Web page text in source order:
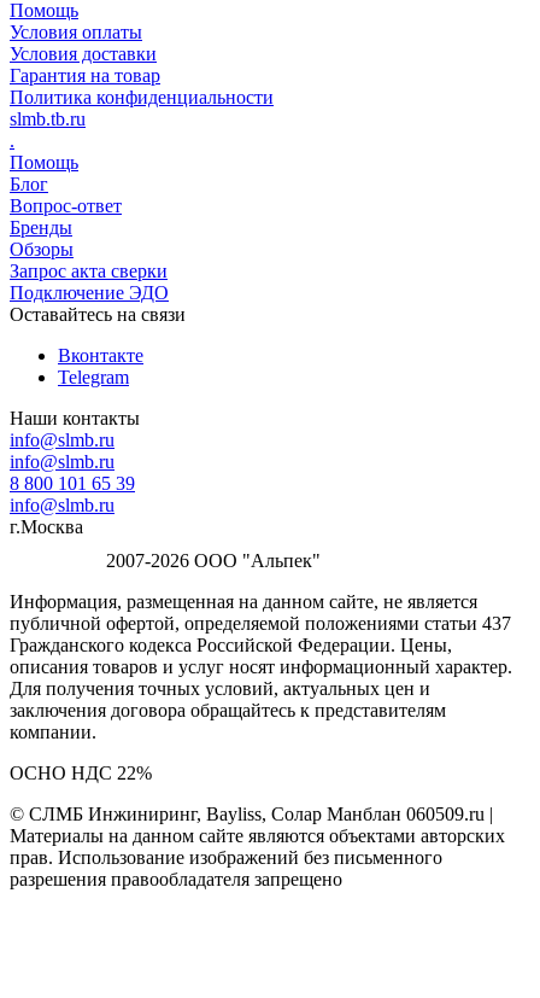
Помощь
Условия оплаты
Условия доставки
Гарантия на товар
Политика конфиденциальности
slmb.tb.ru
.
Помощь
Блог
Вопрос-ответ
Бренды
Обзоры
Запрос акта сверки
Подключение ЭДО
Оставайтесь на связи
Вконтакте
Telegram
Наши контакты
info@slmb.ru
info@slmb.ru
8 800 101 65 39
info@slmb.ru
г.Москва
2007-2026 ООО "Альпек"
Информация, размещенная на данном сайте, не является
публичной офертой, определяемой положениями статьи 437
Гражданского кодекса Российской Федерации. Цены,
описания товаров и услуг носят информационный характер.
Для получения точных условий, актуальных цен и
заключения договора обращайтесь к представителям
компании.
ОСНО НДС 22%
© СЛМБ Инжиниринг, Bayliss, Солар Манблан 060509.ru |
Материалы на данном сайте являются объектами авторских
прав. Использование изображений без письменного
разрешения правообладателя запрещено